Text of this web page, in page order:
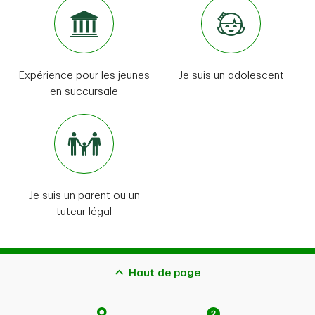
S’il s’agit d’un compte individuel
, seul le titulaire
désigné du compte (le jeune) y a accès. Le parent ou le
tuteur légal n’y a pas accès.
Expérience pour les jeunes
en succursale
Je suis un adolescent
Je suis un parent ou un
tuteur légal
Haut de page